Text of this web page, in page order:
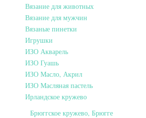
Вязание для животных
Вязание для мужчин
Вязаные пинетки
Игрушки
ИЗО Акварель
ИЗО Гуашь
ИЗО Масло, Акрил
ИЗО Масляная пастель
Ирландское кружево
Брюггское кружево, Брюгге